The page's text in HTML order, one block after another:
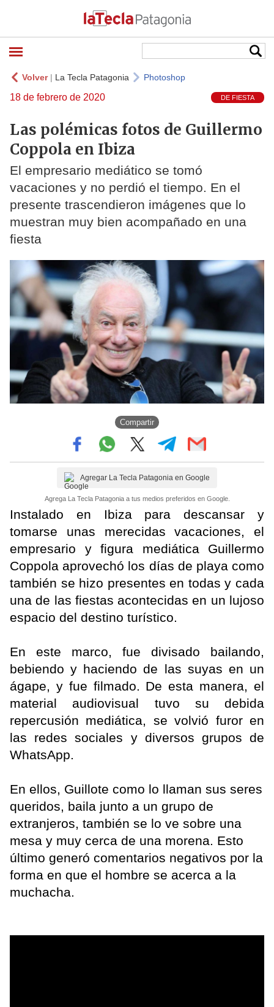
Volver| La Tecla Patagonia Photoshop
18 de febrero de 2020 DE FIESTA
Las polémicas fotos de Guillermo
Coppola en Ibiza
El empresario mediático se tomó
vacaciones y no perdió el tiempo. En el
presente trascendieron imágenes que lo
muestran muy bien acompañado en una
fiesta
Compartir
Agregar La Tecla Patagonia en Google
Agrega La Tecla Patagonia a tus medios preferidos en Google.
Instalado en Ibiza para descansar y
tomarse unas merecidas vacaciones, el
empresario y figura mediática Guillermo
Coppola aprovechó los días de playa como
también se hizo presentes en todas y cada
una de las fiestas acontecidas en un lujoso
espacio del destino turístico.
En este marco, fue divisado bailando,
bebiendo y haciendo de las suyas en un
ágape, y fue filmado. De esta manera, el
material audiovisual tuvo su debida
repercusión mediática, se volvió furor en
las redes sociales y diversos grupos de
WhatsApp.
En ellos, Guillote como lo llaman sus seres
queridos, baila junto a un grupo de
extranjeros, también se lo ve sobre una
mesa y muy cerca de una morena. Esto
último generó comentarios negativos por la
forma en que el hombre se acerca a la
muchacha.